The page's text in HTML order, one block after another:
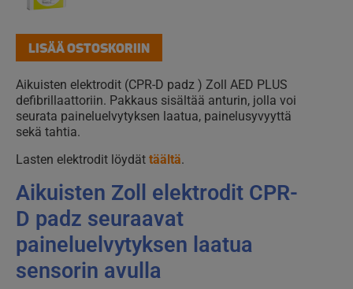
LISÄÄ OSTOSKORIIN
Aikuisten elektrodit (CPR-D padz ) Zoll AED PLUS
defibrillaattoriin. Pakkaus sisältää anturin, jolla voi
seurata paineluelvytyksen laatua, painelusyvyyttä
sekä tahtia.
Lasten elektrodit löydät täältä.
Aikuisten Zoll elektrodit CPR-
D padz seuraavat
paineluelvytyksen laatua
sensorin avulla